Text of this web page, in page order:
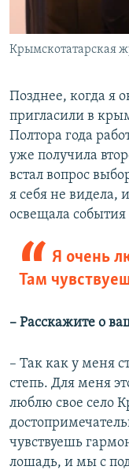
Крымскотатарская
Позднее, когда я
пригласили в
Полтора года
уже получила
встал вопрос
я себя не видела,
освещала события
Я очень
Там
– Расскажите о
– Так как у меня
степь. Для меня
люблю свое село
чувствуешь
лошадь, и мы с